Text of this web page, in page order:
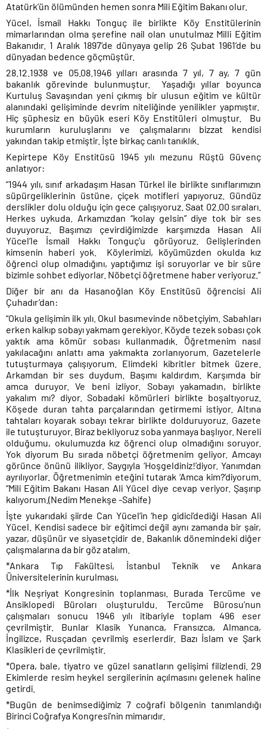
Atatürk’ün ölümünden hemen sonra Mili Eğitim Bakanı olur.
Yücel, İsmail Hakkı Tonguç ile birlikte Köy Enstitülerinin
mimarlarından olma şerefine nail olan unutulmaz Milli Eğitim
Bakanıdır. 1 Aralık 1897’de dünyaya gelip 26 Şubat 1961’de bu
dünyadan bedence göçmüştür.
28.12.1938 ve 05.08.1946 yılları arasında 7 yıl, 7 ay, 7 gün
bakanlık görevinde bulunmuştur.
Yaşadığı yıllar boyunca
Kurtuluş Savaşından yeni çıkmış bir ulusun eğitim ve kültür
alanındaki gelişiminde devrim niteliğinde yenilikler yapmıştır.
Hiç şüphesiz en büyük eseri Köy Enstitüleri olmuştur.
Bu
kurumların kuruluşlarını ve çalışmalarını bizzat kendisi
yakından takip etmiştir. İşte birkaç canlı tanıklık.
Kepirtepe Köy Enstitüsü 1945 yılı mezunu Rüştü Güvenç
anlatıyor:
“1944 yılı, sınıf arkadaşım Hasan Türkel ile birlikte sınıflarımızın
süpürgeliklerinin üstüne, çiçek motifleri yapıyoruz. Gündüz
derslikler dolu olduğu için gece çalışıyoruz. Saat 02.00 sıraları.
Herkes uykuda. Arkamızdan “kolay gelsin” diye tok bir ses
duyuyoruz. Başımızı çevirdiğimizde karşımızda Hasan Ali
Yücel’le İsmail Hakkı Tonguç’u görüyoruz. Gelişlerinden
kimsenin haberi yok.
Köylerimizi, köyümüzden okulda kız
öğrenci olup olmadığını, yaptığımız işi soruyorlar ve bir süre
bizimle sohbet ediyorlar. Nöbetçi öğretmene haber veriyoruz.”
Diğer bir anı da Hasanoğlan Köy Enstitüsü öğrencisi Ali
Çuhadır’dan:
“Okula gelişimin ilk yılı. Okul basımevinde nöbetçiyim. Sabahları
erken kalkıp sobayı yakmam gerekiyor. Köyde tezek sobası çok
yaktık ama kömür sobası kullanmadık. Öğretmenim nasıl
yakılacağını anlattı ama yakmakta zorlanıyorum. Gazetelerle
tutuşturmaya çalışıyorum. Elimdeki kibritler bitmek üzere.
Arkamdan bir ses duydum. Başımı kaldırdım. Karşımda bir
amca duruyor. Ve beni izliyor. Sobayı yakamadın, birlikte
yakalım mı? diyor. Sobadaki kömürleri birlikte boşaltıyoruz.
Köşede duran tahta parçalarından getirmemi istiyor. Altına
tahtaları koyarak sobayı tekrar birlikte dolduruyoruz. Gazete
ile tutuşturuyor. Biraz bekliyoruz soba yanmaya başlıyor. Nereli
olduğumu, okulumuzda kız öğrenci olup olmadığını soruyor.
Yok diyorum Bu sırada nöbetçi öğretmenim geliyor. Amcayı
görünce önünü ilikliyor. Saygıyla ‘Hoşgeldiniz!’diyor. Yanımdan
ayrılıyorlar. Öğretmenimin eteğini tutarak ‘Amca kim?’diyorum.
“Mili Eğitim Bakanı Hasan Ali Yücel diye cevap veriyor. Şaşırıp
kalıyorum.(Nedim Menekşe -Sahife)
İşte yukarıdaki şiirde Can Yücel’in ‘hep gidici’dediği Hasan Ali
Yücel. Kendisi sadece bir eğitimci değil aynı zamanda bir şair,
yazar, düşünür ve siyasetçidir de. Bakanlık dönemindeki diğer
çalışmalarına da bir göz atalım.
*Ankara Tıp Fakültesi, İstanbul Teknik ve Ankara
Üniversitelerinin kurulması,
*İlk Neşriyat Kongresinin toplanması. Burada Tercüme ve
Ansiklopedi Büroları oluşturuldu. Tercüme Bürosu’nun
çalışmaları sonucu 1946 yılı itibariyle toplam 496 eser
çevrilmiştir. Bunlar Klasik Yunanca, Fransızca, Almanca,
İngilizce, Rusçadan çevrilmiş eserlerdir. Bazı İslam ve Şark
Klasikleri de çevrilmiştir.
*Opera, bale, tiyatro ve güzel sanatların gelişimi filizlendi. 29
Ekimlerde resim heykel sergilerinin açılmasını gelenek haline
getirdi.
*Bugün de benimsediğimiz 7 coğrafi bölgenin tanımlandığı
Birinci Coğrafya Kongresi’nin mimarıdır.